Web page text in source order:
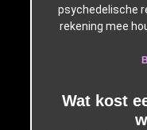
psychedelische
rekening mee
Wat kost